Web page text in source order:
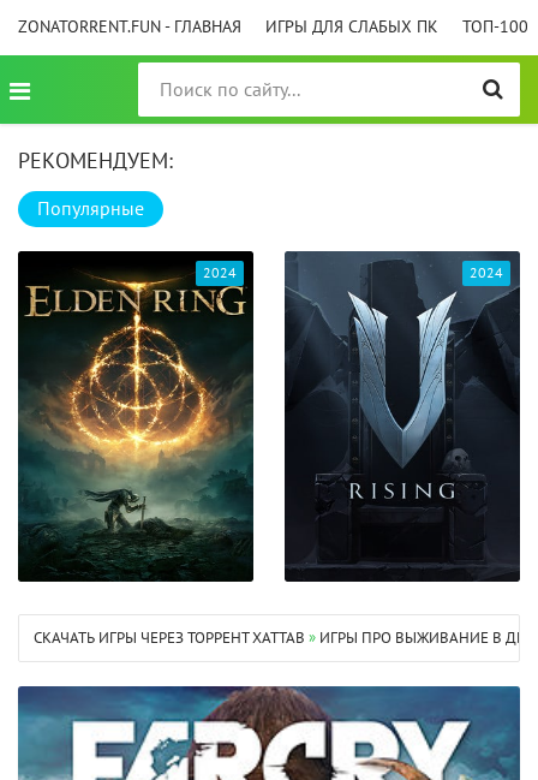
ZONATORRENT.FUN - ГЛАВНАЯ ИГРЫ ДЛЯ СЛАБЫХ ПК ТОП-100
РЕКОМЕНДУЕМ:
Популярные
2024 2024
СКАЧАТЬ ИГРЫ ЧЕРЕЗ ТОРРЕНТ XATTAB » ИГРЫ ПРО ВЫЖИВАНИЕ В